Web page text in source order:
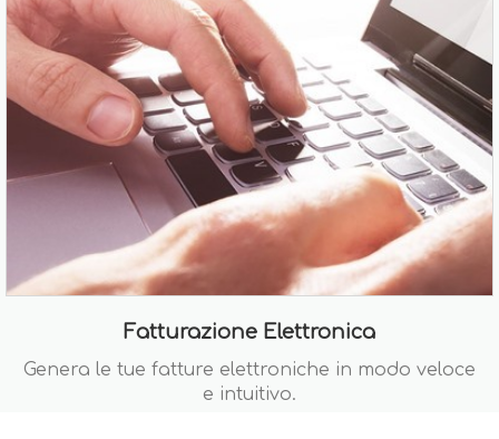
Fatturazione Elettronica
Genera le tue fatture elettroniche in modo veloce
e intuitivo.